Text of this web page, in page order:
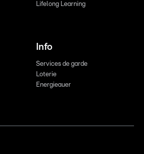
Lifelong Learning
Info
Services de garde
Loterie
Energieauer